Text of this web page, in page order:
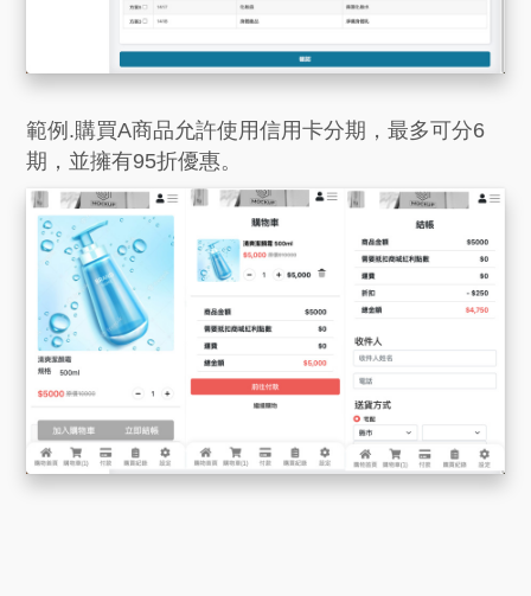
範例.購買A商品允許使用信用卡分期，最多可分6
期，並擁有95折優惠。